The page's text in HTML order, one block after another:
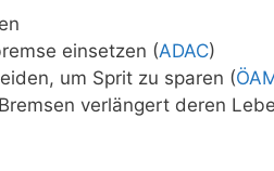
einsetzen (ADAC)
um Sprit zu sparen (
verlängert deren